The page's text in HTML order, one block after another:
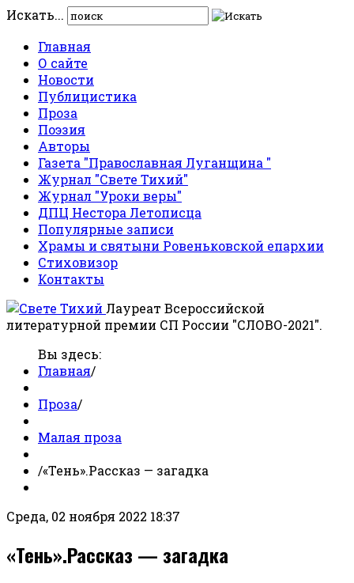
Искать...
Главная
О сайте
Новости
Публицистика
Проза
Поэзия
Авторы
Газета "Православная Луганщина "
Журнал "Свете Тихий"
Журнал "Уроки веры"
ДПЦ Нестора Летописца
Популярные записи
Храмы и святыни Ровеньковской епархии
Стиховизор
Контакты
Лауреат Всероссийской
литературной премии СП России "СЛОВО-2021".
Вы здесь:
Главная/
Проза/
Малая проза
/«Тень».Рассказ — загадка
Среда, 02 ноября 2022 18:37
«Тень».Рассказ — загадка